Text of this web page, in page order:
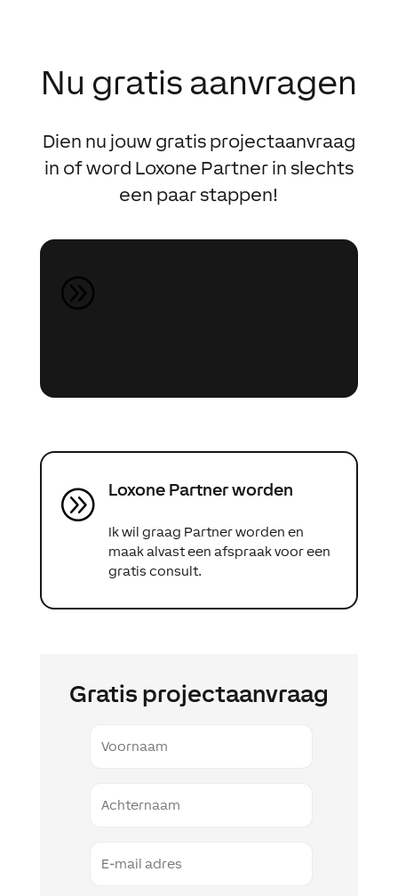
Nu gratis aanvragen
Dien nu jouw gratis projectaanvraag
in of word Loxone Partner in slechts
een paar stappen!
A Loxone Partner worden
Ik wil graag Partner worden en
maak alvast een afspraak voor een
gratis consult.
Gratis projectaanvraag